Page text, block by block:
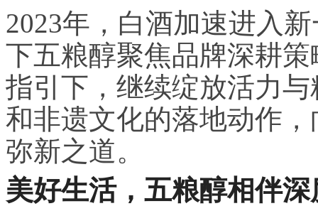
2023年，白酒加速进入
下五粮醇聚焦品牌深耕
指引下，继续绽放活力
和非遗文化的落地动作
弥新之道。
美好生活，五粮醇相伴深